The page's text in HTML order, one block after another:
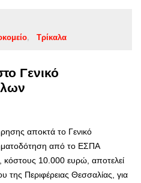
Τρίκαλα
Γενικό
αποκτά το Γενικό
από το ΕΣΠΑ
10.000 ευρώ, αποτελεί
της Περιφέρειας Θεσσαλίας, για